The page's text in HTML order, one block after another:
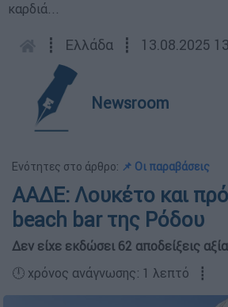
καρδιά...
┋ Ελλάδα ┋ 13.08.2025
Newsroom
Ενότητες στο άρθρο: 📌 Οι παραβάσεις
ΑΑΔΕ: Λουκέτο και
beach bar της Ρόδου
Δεν είχε εκδώσει 62 αποδείξεις
🕛 χρόνος ανάγνωσης: 1 λεπτό ┋